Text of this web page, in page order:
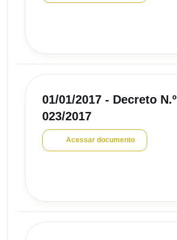
01/01/2017 - Decreto N.º
023/2017
Acessar documento